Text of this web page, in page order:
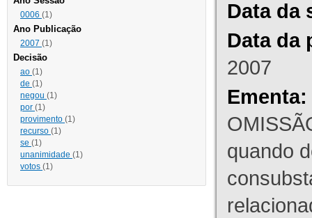
0006 (1)
Ano Publicação
2007 (1)
Decisão
ao (1)
de (1)
negou (1)
por (1)
provimento (1)
recurso (1)
se (1)
unanimidade (1)
votos (1)
Data da
Data da
2007
Ementa:
quando